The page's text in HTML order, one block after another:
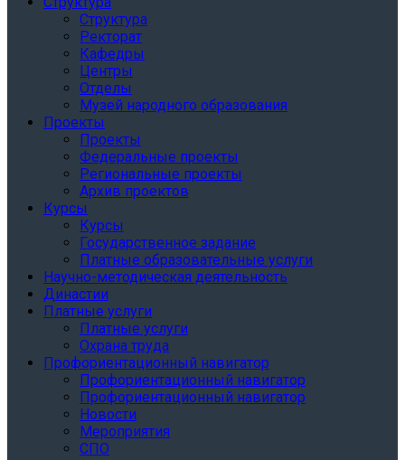
Структура
Ректорат
Кафедры
Центры
Отделы
Музей народного образования
Проекты
Проекты
Федеральные проекты
Региональные проекты
Архив проектов
Курсы
Курсы
Государственное задание
Платные образовательные услуги
Научно-методическая деятельность
Династии
Платные услуги
Платные услуги
Охрана труда
Профориентационный навигатор
Профориентационный навигатор
Профориентационный навигатор
Новости
Мероприятия
СПО